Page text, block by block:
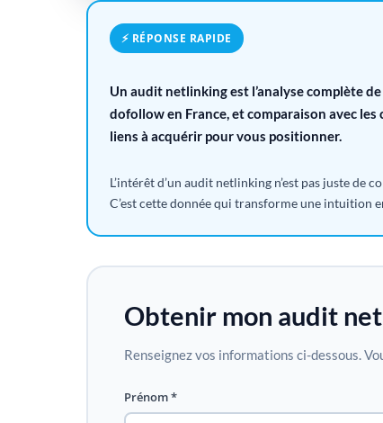
⚡ RÉPONSE RAPIDE
Un audit netlinking est l’analyse complète
dofollow en France, et comparaison avec
liens à acquérir pour vous positionner.
L’intérêt d’un audit netlinking n’est pas juste de
C’est cette donnée qui transforme une intuition
Obtenir mon audit
Renseignez vos informations ci-dessous.
Prénom *